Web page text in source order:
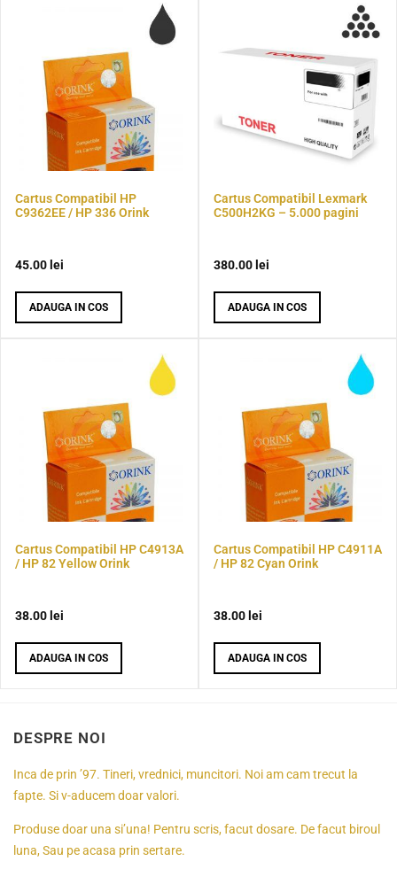
Cartus Compatibil HP
C9362EE / HP 336 Orink
45.00 lei
ADAUGA IN COS
Cartus Compatibil Lexmark
C500H2KG – 5.000 pagini
380.00 lei
ADAUGA IN COS
Cartus Compatibil HP C4913A
/ HP 82 Yellow Orink
38.00 lei
ADAUGA IN COS
Cartus Compatibil HP C4911A
/ HP 82 Cyan Orink
38.00 lei
ADAUGA IN COS
DESPRE NOI
Inca de prin ’97. Tineri, vrednici, muncitori. Noi am cam trecut la
fapte. Si v-aducem doar valori.
Produse doar una si’una! Pentru scris, facut dosare. De facut biroul
luna, Sau pe acasa prin sertare.